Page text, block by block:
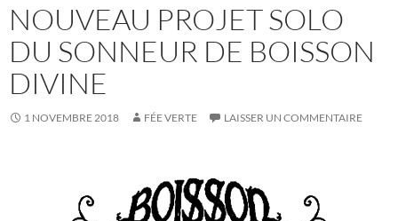
NOUVEAU PROJET SOLO
DU SONNEUR DE BOISSON
DIVINE
1 NOVEMBRE 2018 FÉE VERTE LAISSER UN COMMENTAIRE